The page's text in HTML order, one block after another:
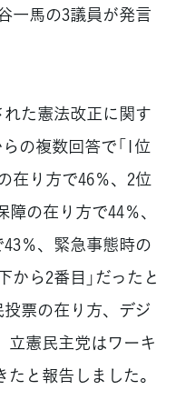
一馬の3議員が発言
た憲法改正に関す
の複数回答で「1位
在り方で46％、2位
の在り方で44％、
％、緊急事態時の
ら2番目」だったと
票の在り方、デジ
立憲民主党はワーキ
と報告しました。